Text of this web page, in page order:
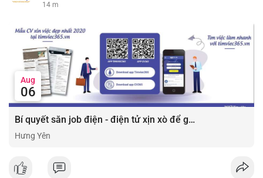
14 m
Aug
06
Bí quyết săn job điện - điện tử xịn xò để gia tăng thu nhập ⚡
Hưng Yên